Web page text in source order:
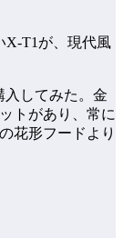
X-T1が、現代風
入してみた。金
トがあり、常に
花形フードより